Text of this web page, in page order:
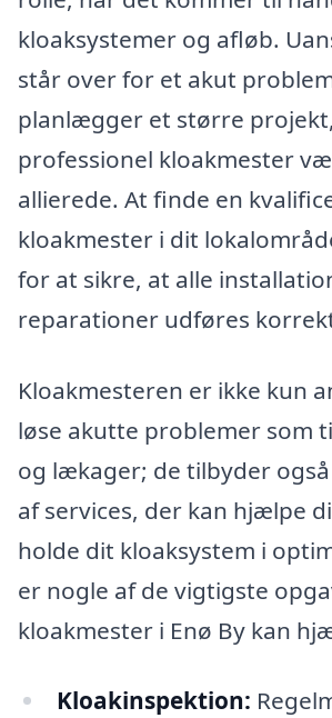
kloaksystemer og afløb.
står over for et akut
planlægger et større
professionel kloakmester
allierede. At finde en
kloakmester i dit
for at sikre, at alle
reparationer udføres
Kloakmesteren er ikke kun
løse akutte problemer som
og lækager; de tilbyder
af services, der kan hjælpe
holde dit kloaksystem i
er nogle af de vigtigste
kloakmester i Enø By kan
Kloakinspektion: